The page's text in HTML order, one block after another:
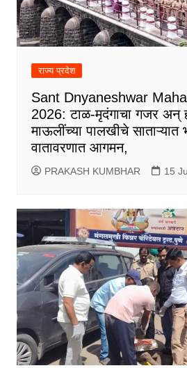
राज्य प्रदेश
Sant Dnyaneshwar
2026: टाळ-मृदंगाचा गजर अन्
माऊलींच्या पालखीचे साताऱ्यात
वातावरणात आगमन,
PRAKASH KUMBHAR 15